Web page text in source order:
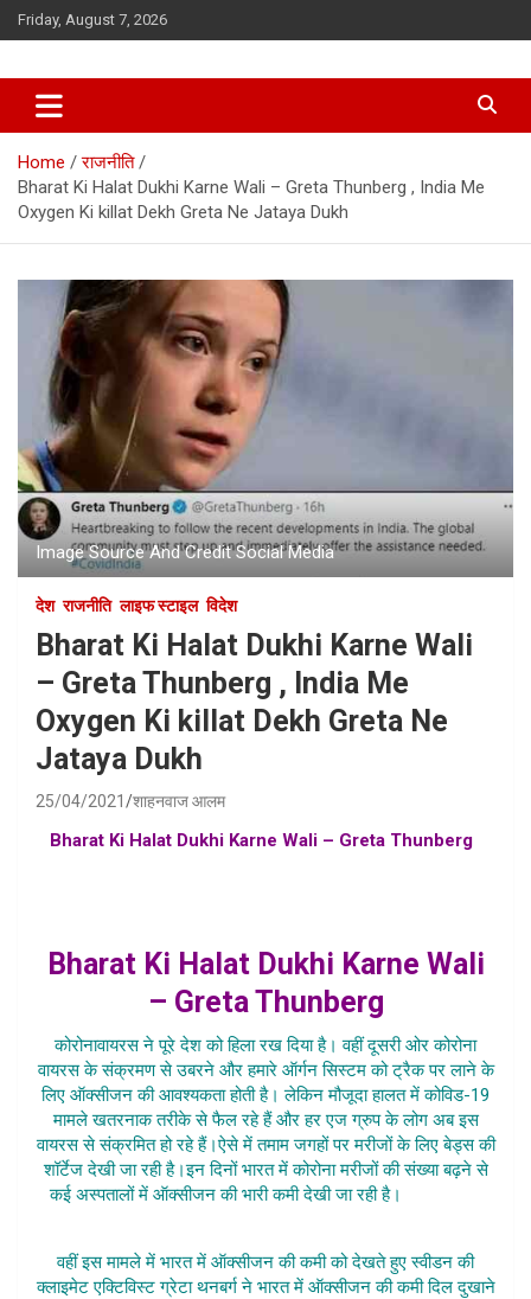
Skip
to
Friday, August 7, 2026
Home
राजनीति
Bharat Ki Halat Dukhi Karne Wali – Greta Thunberg , India Me
Oxygen Ki killat Dekh Greta Ne Jataya Dukh
Image Source And Credit Social Media
देश राजनीति लाइफ स्टाइल विदेश
Bharat Ki Halat Dukhi Karne Wali
– Greta Thunberg , India Me
Oxygen Ki killat Dekh Greta Ne
Jataya Dukh
25/04/2021 शाहनवाज आलम
Bharat Ki Halat Dukhi Karne Wali – Greta Thunberg
Bharat Ki Halat Dukhi Karne Wali
– Greta Thunberg
कोरोनावायरस ने पूरे देश को हिला रख दिया है। वहीं दूसरी ओर कोरोना
वायरस के संक्रमण से उबरने और हमारे ऑर्गन सिस्टम को ट्रैक पर लाने के
लिए ऑक्सीजन की आवश्यकता होती है। लेकिन मौजूदा हालत में कोविड-19
मामले खतरनाक तरीके से फैल रहे हैं और हर एज ग्रुप के लोग अब इस
वायरस से संक्रमित हो रहे हैं।ऐसे में तमाम जगहों पर मरीजों के लिए बेड्स की
शॉर्टेज देखी जा रही है।इन दिनों भारत में कोरोना मरीजों की संख्या बढ़ने से
कई अस्पतालों में ऑक्सीजन की भारी कमी देखी जा रही है।
वहीं इस मामले में भारत में ऑक्सीजन की कमी को देखते हुए स्वीडन की
क्लाइमेट एक्टिविस्ट ग्रेटा थनबर्ग ने भारत में ऑक्सीजन की कमी दिल दुखाने